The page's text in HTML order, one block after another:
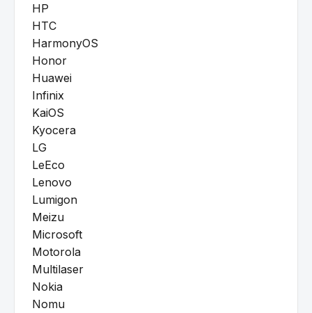
HP
HTC
HarmonyOS
Honor
Huawei
Infinix
KaiOS
Kyocera
LG
LeEco
Lenovo
Lumigon
Meizu
Microsoft
Motorola
Multilaser
Nokia
Nomu